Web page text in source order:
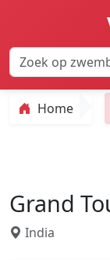
Home
Grand
India